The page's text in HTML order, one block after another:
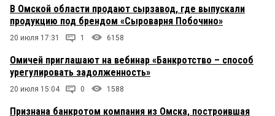
В Омской области продают сырзавод, где выпускали
продукцию под брендом «Сыроварня Побочино»
20 июля 17:31 1 6158
Омичей приглашают на вебинар «Банкротство – способ
урегулировать задолженность»
20 июля 15:04 0 1588
Признана банкротом компания из Омска, построившая